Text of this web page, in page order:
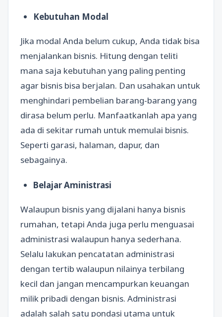
Kebutuhan Modal
Jika modal Anda belum cukup, Anda tidak bisa
menjalankan bisnis. Hitung dengan teliti
mana saja kebutuhan yang paling penting
agar bisnis bisa berjalan. Dan usahakan untuk
menghindari pembelian barang-barang yang
dirasa belum perlu. Manfaatkanlah apa yang
ada di sekitar rumah untuk memulai bisnis.
Seperti garasi, halaman, dapur, dan
sebagainya.
Belajar Aministrasi
Walaupun bisnis yang dijalani hanya bisnis
rumahan, tetapi Anda juga perlu menguasai
administrasi walaupun hanya sederhana.
Selalu lakukan pencatatan administrasi
dengan tertib walaupun nilainya terbilang
kecil dan jangan mencampurkan keuangan
milik pribadi dengan bisnis. Administrasi
adalah salah satu pondasi utama untuk